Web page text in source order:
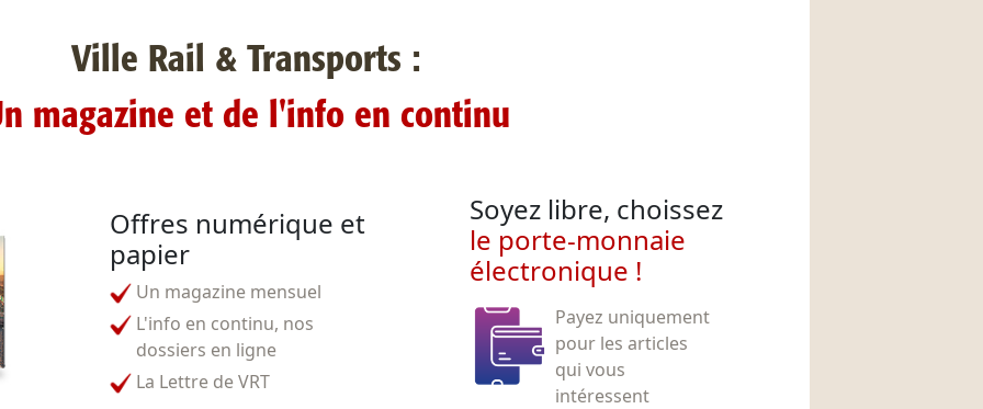
Ville Rail & Transports :
magazine et de l'info en continu
Offres numérique et
papier
Un magazine mensuel
L'info en continu, nos
dossiers en ligne
La Lettre de VRT
Soyez libre, choissez
le porte-monnaie
électronique !
Payez uniquement
pour les articles
qui vous
intéressent